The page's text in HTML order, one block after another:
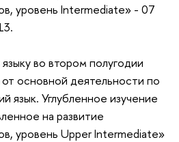
уровень Intermediate» - 07
во втором полугодии
основной деятельности по
язык. Углубленное изучение
на развитие
уровень Upper Intermediate»